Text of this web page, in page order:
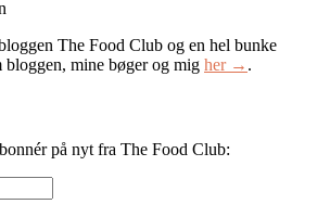
The Food Club og en hel bunke
bloggen, mine bøger og mig her → .
på nyt fra The Food Club: